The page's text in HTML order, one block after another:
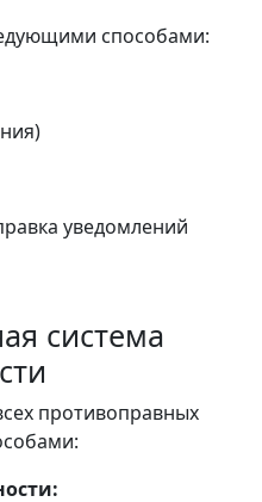
способами:
уведомлений
система
противоправных